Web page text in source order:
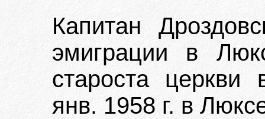
Капитан
эмиграции в
староста
янв. 1958 г. в